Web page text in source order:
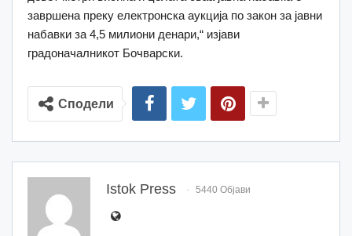
завршена преку електронска аукција по закон за јавни
набавки за 4,5 милиони денари,“ изјави
градоначалникот Бочварски.
Сподели
Istok Press 5440 Објави